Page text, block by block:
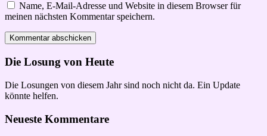
Name, E-Mail-Adresse und Website in diesem Browser für
meinen nächsten Kommentar speichern.
Die Losung von Heute
Die Losungen von diesem Jahr sind noch nicht da. Ein Update
könnte helfen.
Neueste Kommentare